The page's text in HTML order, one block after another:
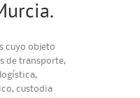
cuyo objeto
de transporte,
custodia